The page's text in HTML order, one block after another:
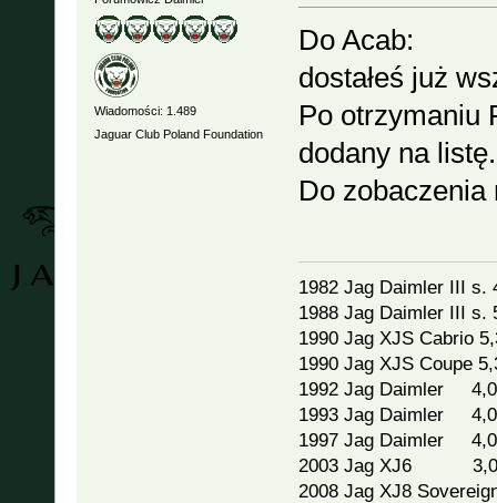
Wiadomości: 1.489
Jaguar Club Poland Foundation
Do Acab:
dostałeś już
Po otrzymaniu
dodany na listę.
Do zobaczenia
1982 Jag Daimler III s.
1988 Jag Daimler III s.
1990 Jag XJS Cabrio
1990 Jag XJS Coupe
1992 Jag Daimler 4,0
1993 Jag Daimler 4,0
1997 Jag Daimler 4,0
2003 Jag XJ6 3,0
2008 Jag XJ8